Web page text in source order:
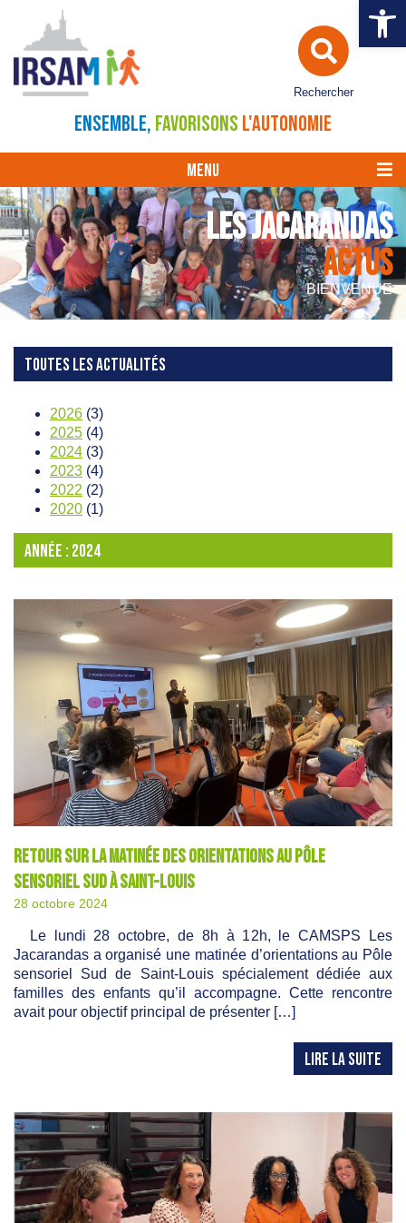
Ouvrir
Rechercher
ENSEMBLE, FAVORISONS L'AUTONOMIE
MENU
LES JACARANDAS
ACTUS
BIENVENUE
TOUTES LES ACTUALITÉS
2026 (3)
2025 (4)
2024 (3)
2023 (4)
2022 (2)
2020 (1)
ANNÉE :2024
Retour sur la matinée des orientations au Pôle
sensoriel Sud à Saint-Louis
28 octobre 2024
Le lundi 28 octobre, de 8h à 12h, le CAMSPS Les
Jacarandas a organisé une matinée d’orientations au Pôle
sensoriel Sud de Saint-Louis spécialement dédiée aux
familles des enfants qu’il accompagne. Cette rencontre
avait pour objectif principal de présenter […]
LIRE LA SUITE